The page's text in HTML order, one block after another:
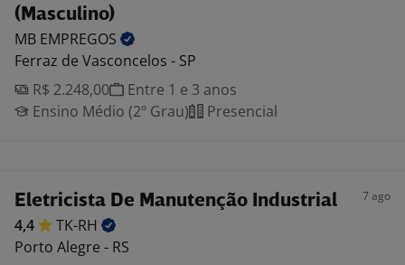
(Masculino)
MB EMPREGOS
Ferraz de Vasconcelos - SP
R$ 2.248,00
Entre 1 e 3 anos
Ensino Médio (2º Grau)
Presencial
Eletricista De Manutenção Industrial 7 ago
4,4
TK-RH
Porto Alegre - RS